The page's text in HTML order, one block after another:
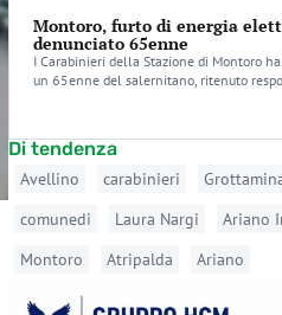
Montoro, furto di energia
denunciato 65enne
I Carabinieri della Stazione di Montoro
un 65enne del salernitano, ritenuto
Di tendenza
Avellino carabinieri
comunedi
Laura Nargi Ariano
Montoro
Atripalda Ariano